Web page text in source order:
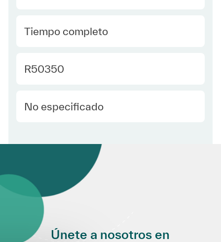
type Spanish
Tiempo completo
Required Id
R50350
Employee Type Spanish
No especificado
Únete a nosotros en